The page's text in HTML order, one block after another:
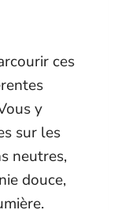
ces
y
sur les
neutres,
douce,